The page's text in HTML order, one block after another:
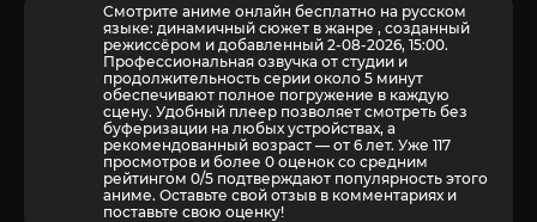
Смотрите аниме онлайн бесплатно на русском
языке: динамичный сюжет в жанре , созданный
режиссёром и добавленный 2-08-2026, 15:00.
Профессиональная озвучка от студии и
продолжительность серии около 5 минут
обеспечивают полное погружение в каждую
сцену. Удобный плеер позволяет смотреть без
буферизации на любых устройствах, а
рекомендованный возраст — от 6 лет. Уже 117
просмотров и более 0 оценок со средним
рейтингом 0/5 подтверждают популярность этого
аниме. Оставьте свой отзыв в комментариях и
поставьте свою оценку!